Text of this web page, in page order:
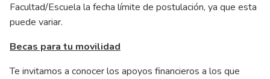
Facultad/Escuela la fecha límite de postulación, ya que esta
puede variar.
Becas para tu movilidad
Te invitamos a conocer los apoyos financieros a los que